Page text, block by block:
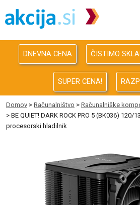
Gaming
Odprodaja
Računalništvo
Računalništvo za podjetja
Avdio Video Foto
Oprema za pisarno in dom
Telefonija
DNEVNA CENA ČISTIMO
SUPER CENA!
Domov > Računalništvo > Računalniške
> BE QUIET! DARK ROCK PRO 5 (BK036) 120/
procesorski hladilnik